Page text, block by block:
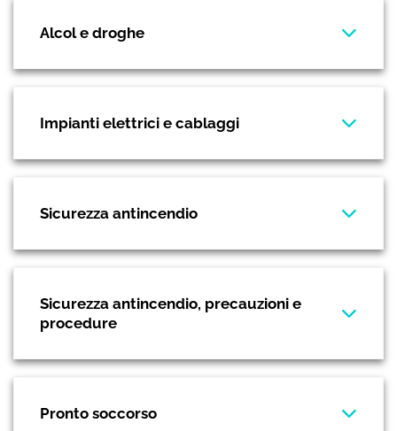
Alcol e droghe
Impianti elettrici e cablaggi
Sicurezza antincendio
Sicurezza antincendio, precauzioni e
procedure
Pronto soccorso